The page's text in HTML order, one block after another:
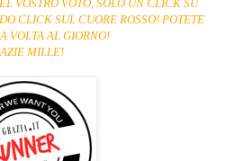
VOSTRO VOTO, SOLO UN CLICK SU
CLICK SUL CUORE ROSSO! POTETE
VOLTA AL GIORNO!
MILLE!